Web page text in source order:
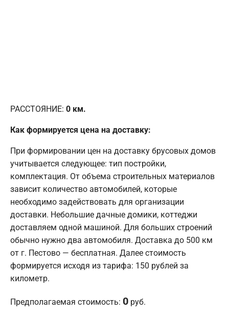
РАССТОЯНИЕ: 0 км.
Как формируется цена на доставку:
При формировании цен на доставку брусовых домов
учитывается следующее: тип постройки,
комплектация. От объема строительных материалов
зависит количество автомобилей, которые
необходимо задействовать для организации
доставки. Небольшие дачные домики, коттеджи
доставляем одной машиной. Для больших строений
обычно нужно два автомобиля. Доставка до 500 км
от г. Пестово — бесплатная. Далее стоимость
формируется исходя из тарифа: 150 рублей за
километр.
Предполагаемая стоимость: 0 руб.